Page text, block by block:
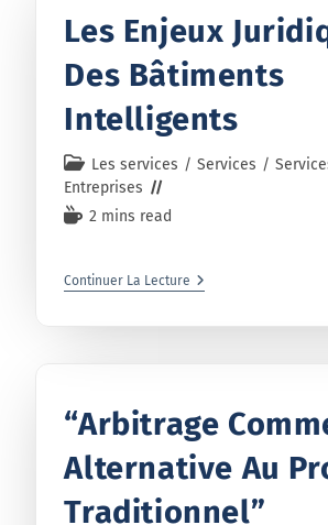
Les Enjeux
Des Bâtiments
Intelligents
Les services / Services /
Entreprises
2 mins read
Continuer La Lecture
“Arbitrage
Alternative Au
Traditionnel”